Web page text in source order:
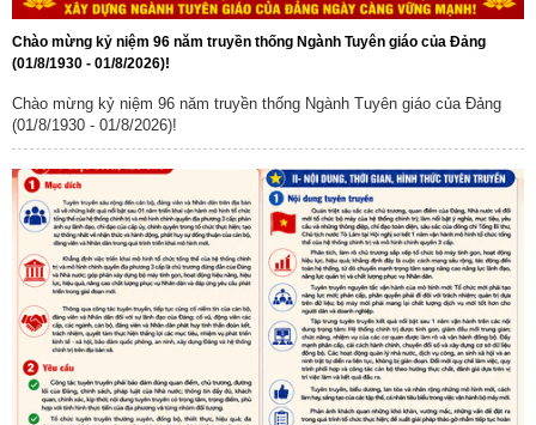
Chào mừng kỷ niệm 96 năm truyền thống Ngành Tuyên giáo của Đảng
(01/8/1930 - 01/8/2026)!
Chào mừng kỷ niệm 96 năm truyền thống Ngành Tuyên giáo của Đảng
(01/8/1930 - 01/8/2026)!